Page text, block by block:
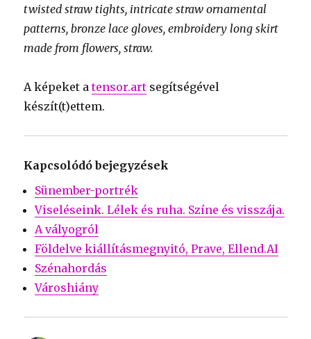
twisted straw tights, intricate straw ornamental
patterns, bronze lace gloves, embroidery long skirt
made from flowers, straw.
A képeket atensor.art segítségével
készít(t)ettem.
Kapcsolódó bejegyzések
Sünember-portrék
Viseléseink. Lélek és ruha. Színe és visszája.
A vályogról
Földelve kiállításmegnyitó, Prave, Ellend.AI
Szénahordás
Városhiány